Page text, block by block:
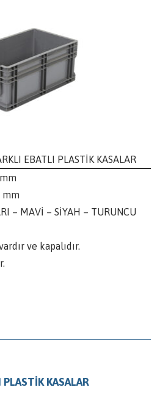
EBATLI PLASTİK KASALAR
mm
– MAVİ – SİYAH – TURUNCU
ve kapalıdır.
KASALAR